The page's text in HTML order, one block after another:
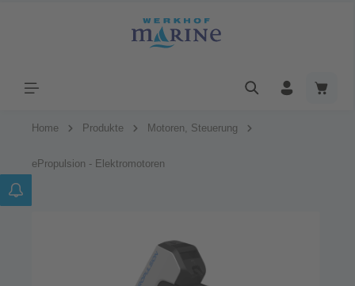
Home Produkte Motoren, Steuerung
ePropulsion - Elektromotoren